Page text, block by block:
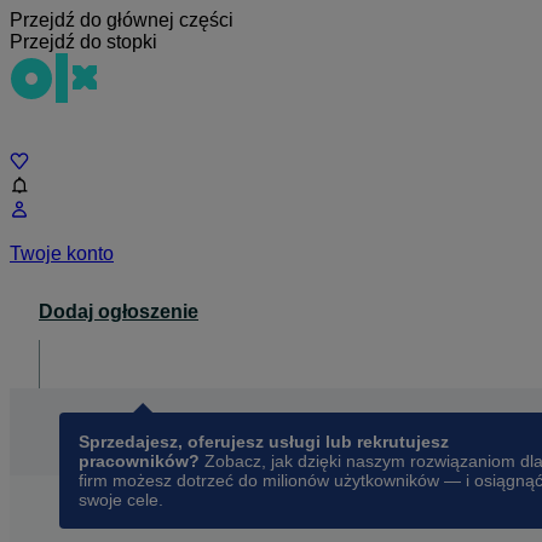
Przejdź do głównej części
Przejdź do stopki
Twoje konto
Dodaj ogłoszenie
Sprzedajesz, oferujesz usługi lub rekrutujesz
pracowników? Zobacz, jak dzięki naszym rozwiązaniom dla
firm możesz dotrzeć do milionów użytkowników — i osiągnąć
swoje cele.